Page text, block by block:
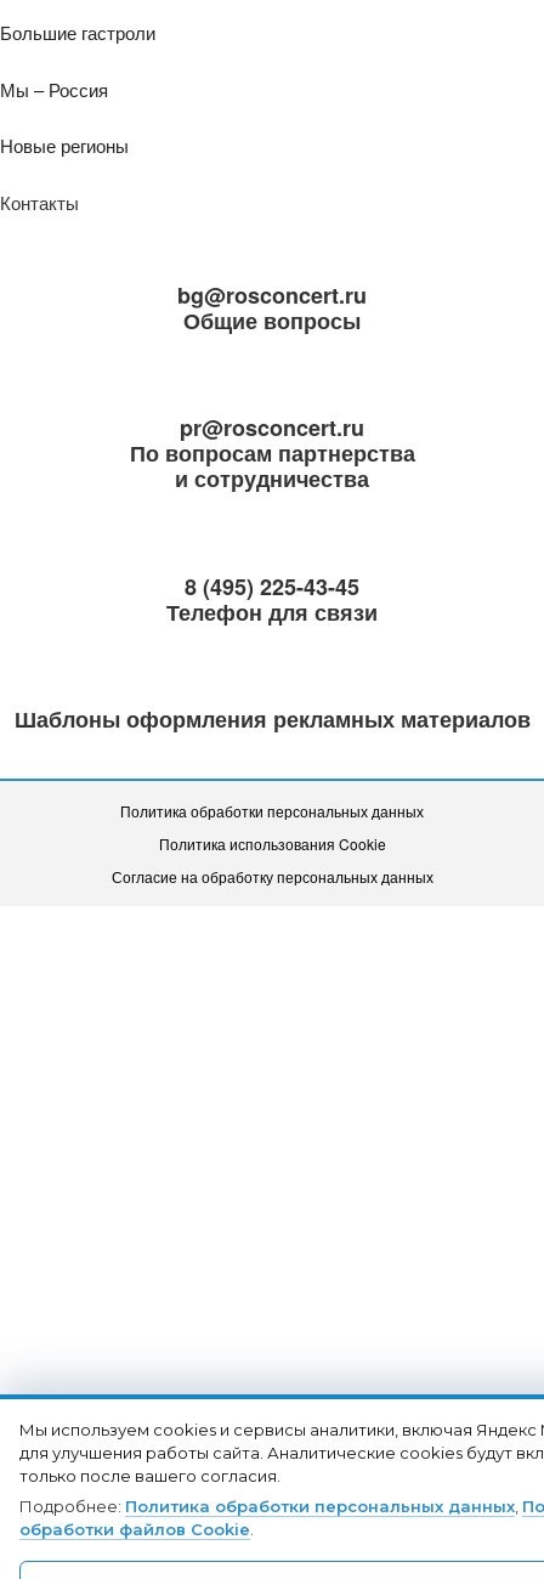
Большие гастроли
Мы – Россия
Новые регионы
Контакты
bg@rosconcert.ru
Общие вопросы
pr@rosconcert.ru
По вопросам партнерства
и сотрудничества
8 (495) 225-43-45
Телефон для связи
Шаблоны оформления рекламных материалов
Политика обработки персональных данных
Политика использования Cookie
Согласие на обработку персональных данных
Мы используем cookies и сервисы аналитики, включая Яндекс
для улучшения работы сайта. Аналитические cookies будут
только после вашего согласия.
Подробнее: Политика обработки персональных данных
обработки файлов Cookie